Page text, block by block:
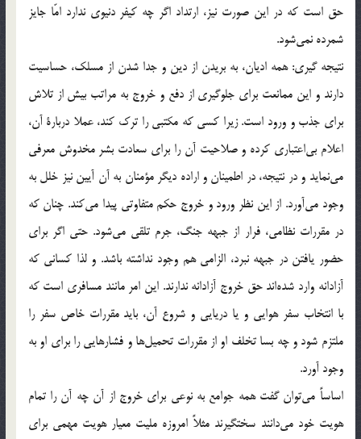
حق است كه در اين صورت نيز، ارتداد اگر چه كيفر دنيوي ندارد امّا جايز
شمرده نمي‌شود.
نتيجه گيري: همه اديان، به بريدن از دين و جدا شدن از مسلك، حساسيت
دارند و اين ممانعت براي جلوگيري از دفع و خروج به مراتب بيش از تلاش
براي جذب و ورود است. زيرا كسي كه مكتبي را ترك كند، عملا دربارة آن،
اعلام بي‌اعتباري كرده و صلاحيت آن را براي سعادت بشر مخدوش معرفي
مي‌نمايد و در نتيجه، در اطمينان و اراده ديگر مؤمنان به آن آيين نيز خلل به
وجود مي‌آورد. از اين نظر ورود و خروج حكم متفاوتي پيدا مي‌كند. چنان كه
در مقررات نظامي، فرار از جبهه جنگ، جرم تلقي مي‌شود. حتي اگر براي
حضور يافتن در جبهه نبرد، الزامي هم وجود نداشته باشد. و لذا كساني كه
آزادانه وارد شده‌اند حق خروج آزادانه ندارند. اين امر مانند مسافري است كه
با انتخاب سفر هوايي و يا دريايي و شروع آن، بايد مقررات خاص سفر را
ملتزم شود و چه بسا تخلف او از مقررات تحميل‌ها و فشارهايي را براي او به
وجود آورد.
اساساً مي‌توان گفت همه جوامع به نوعي براي خروج از آن چه آن را تمام
هويت خود مي‌دانند سختگيرند مثلاً امروزه مليت معيار هويت مهمي براي